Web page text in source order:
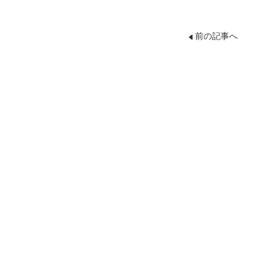
前の記事へ